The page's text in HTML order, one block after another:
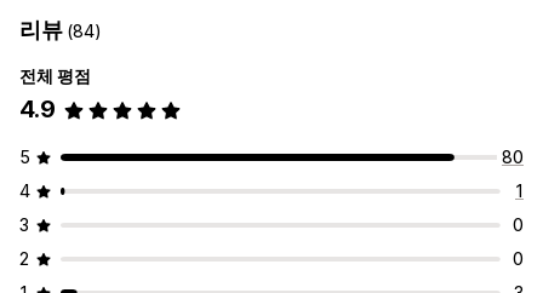
리뷰 (84)
전체 평점
4.9
5
80
4
1
3
0
2
0